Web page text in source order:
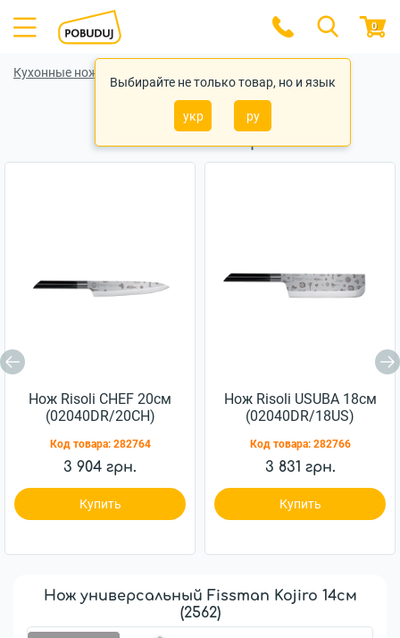
Выбирайте не только товар, но и язык
укр ру
0
Кухонные ножи
Похожие товары
Нож Risoli CHEF 20см
(02040DR/20CH)
Код товара: 282764
3 904 грн.
Купить
Нож Risoli USUBA 18см
(02040DR/18US)
Код товара: 282766
3 831 грн.
Купить
Нож универсальный Fissman Kojiro 14cм
(2562)